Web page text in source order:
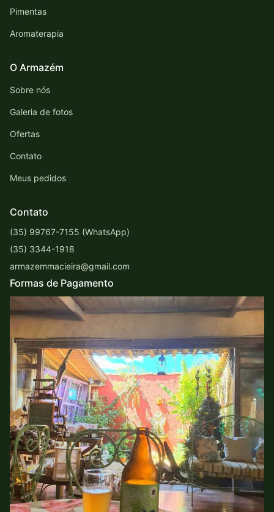
Pimentas
Aromaterapia
O Armazém
Sobre nós
Galeria de fotos
Ofertas
Contato
Meus pedidos
Contato
(35) 99767-7155 (WhatsApp)
(35) 3344-1918
armazemmacieira@gmail.com
Formas de Pagamento